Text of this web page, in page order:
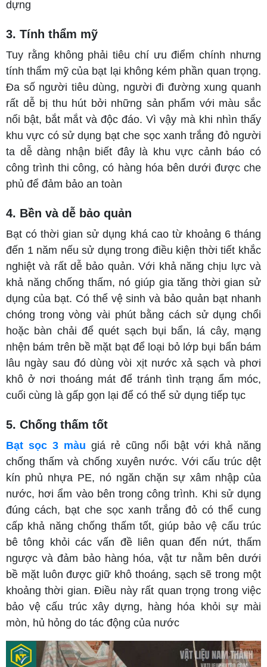
dựng
3. Tính thẩm mỹ
Tuy rằng không phải tiêu chí ưu điểm chính nhưng
tính thẩm mỹ của bạt lại không kém phần quan trọng.
Đa số người tiêu dùng, người đi đường xung quanh
rất dễ bị thu hút bởi những sản phẩm với màu sắc
nổi bật, bắt mắt và độc đáo. Vì vậy mà khi nhìn thấy
khu vực có sử dụng bạt che sọc xanh trắng đỏ người
ta dễ dàng nhận biết đây là khu vực cảnh báo có
công trình thi công, có hàng hóa bên dưới được che
phủ để đảm bảo an toàn
4. Bền và dễ bảo quản
Bạt có thời gian sử dụng khá cao từ khoảng 6 tháng
đến 1 năm nếu sử dụng trong điều kiện thời tiết khắc
nghiệt và rất dễ bảo quản. Với khả năng chịu lực và
khả năng chống thấm, nó giúp gia tăng thời gian sử
dụng của bạt. Có thể vệ sinh và bảo quản bạt nhanh
chóng trong vòng vài phút bằng cách sử dụng chổi
hoặc bàn chải để quét sạch bụi bẩn, lá cây, mạng
nhện bám trên bề mặt bạt để loại bỏ lớp bụi bẩn bám
lâu ngày sau đó dùng vòi xịt nước xả sạch và phơi
khô ở nơi thoáng mát để tránh tình trạng ẩm móc,
cuối cùng là gấp gọn lại để có thể sử dụng tiếp tục
5. Chống thấm tốt
Bạt sọc 3 màu giá rẻ cũng nổi bật với khả năng
chống thấm và chống xuyên nước. Với cấu trúc dệt
kín phủ nhựa PE, nó ngăn chặn sự xâm nhập của
nước, hơi ẩm vào bên trong công trình. Khi sử dụng
đúng cách, bạt che sọc xanh trắng đỏ có thể cung
cấp khả năng chống thấm tốt, giúp bảo vệ cấu trúc
bê tông khỏi các vấn đề liên quan đến nứt, thấm
ngược và đảm bảo hàng hóa, vật tư nằm bên dưới
bề mặt luôn được giữ khô thoáng, sạch sẽ trong một
khoảng thời gian. Điều này rất quan trọng trong việc
bảo vệ cấu trúc xây dựng, hàng hóa khỏi sự mài
mòn, hủ hỏng do tác động của nước